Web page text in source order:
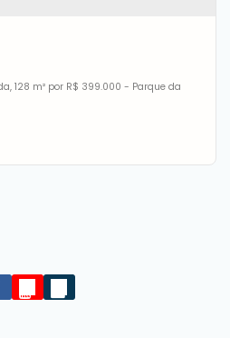
à venda, 128 m² por R$ 399.000 -
RS
128 m² por R$ 399.000 - Parque da